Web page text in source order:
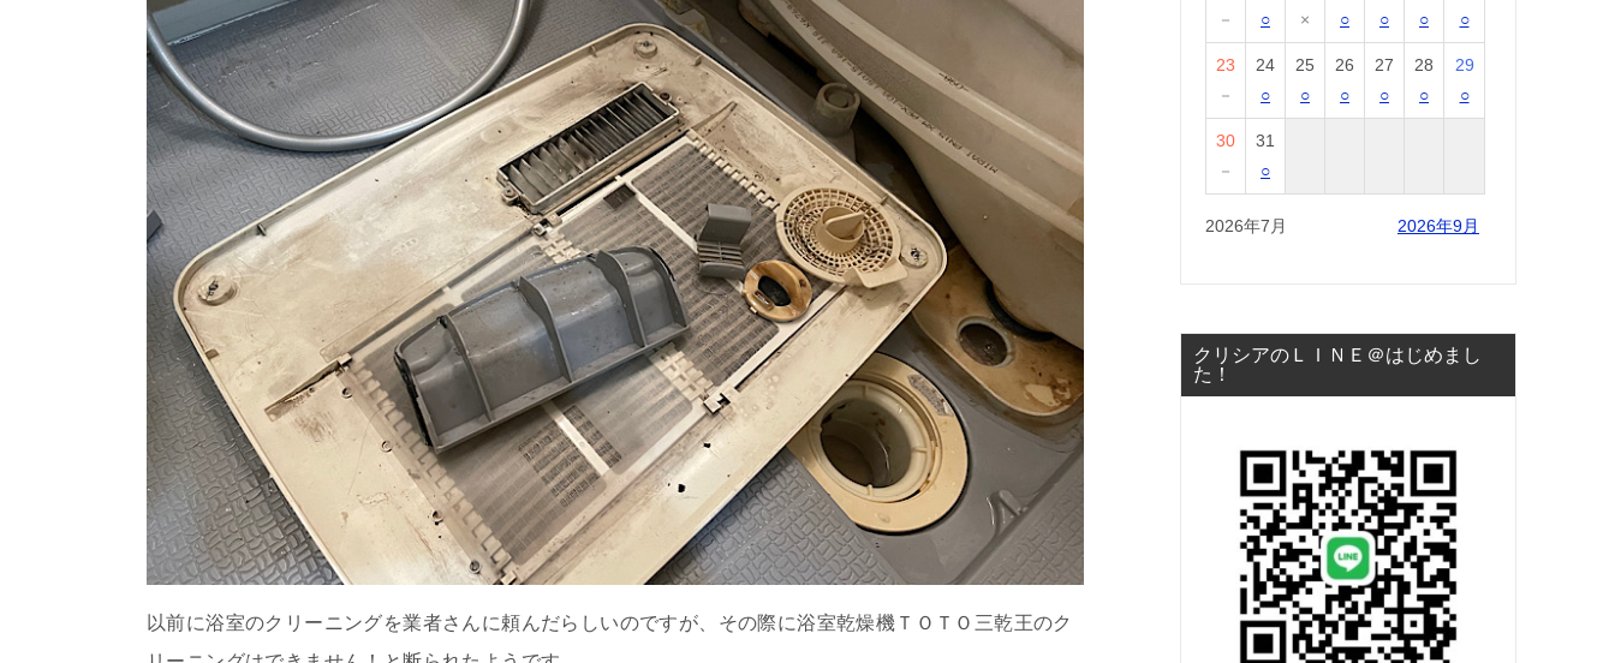
以前に浴室のクリーニングを業者さんに頼んだらしいのですが、その際に浴室乾燥機ＴＯＴＯ三乾王のク
－
○
×
○
○
○
○
23
－
24
○
25
○
26
○
27
○
28
○
29
○
30
－
31
○
2026年7月 2026年9月
クリシアのＬＩＮＥ＠はじめまし
た！